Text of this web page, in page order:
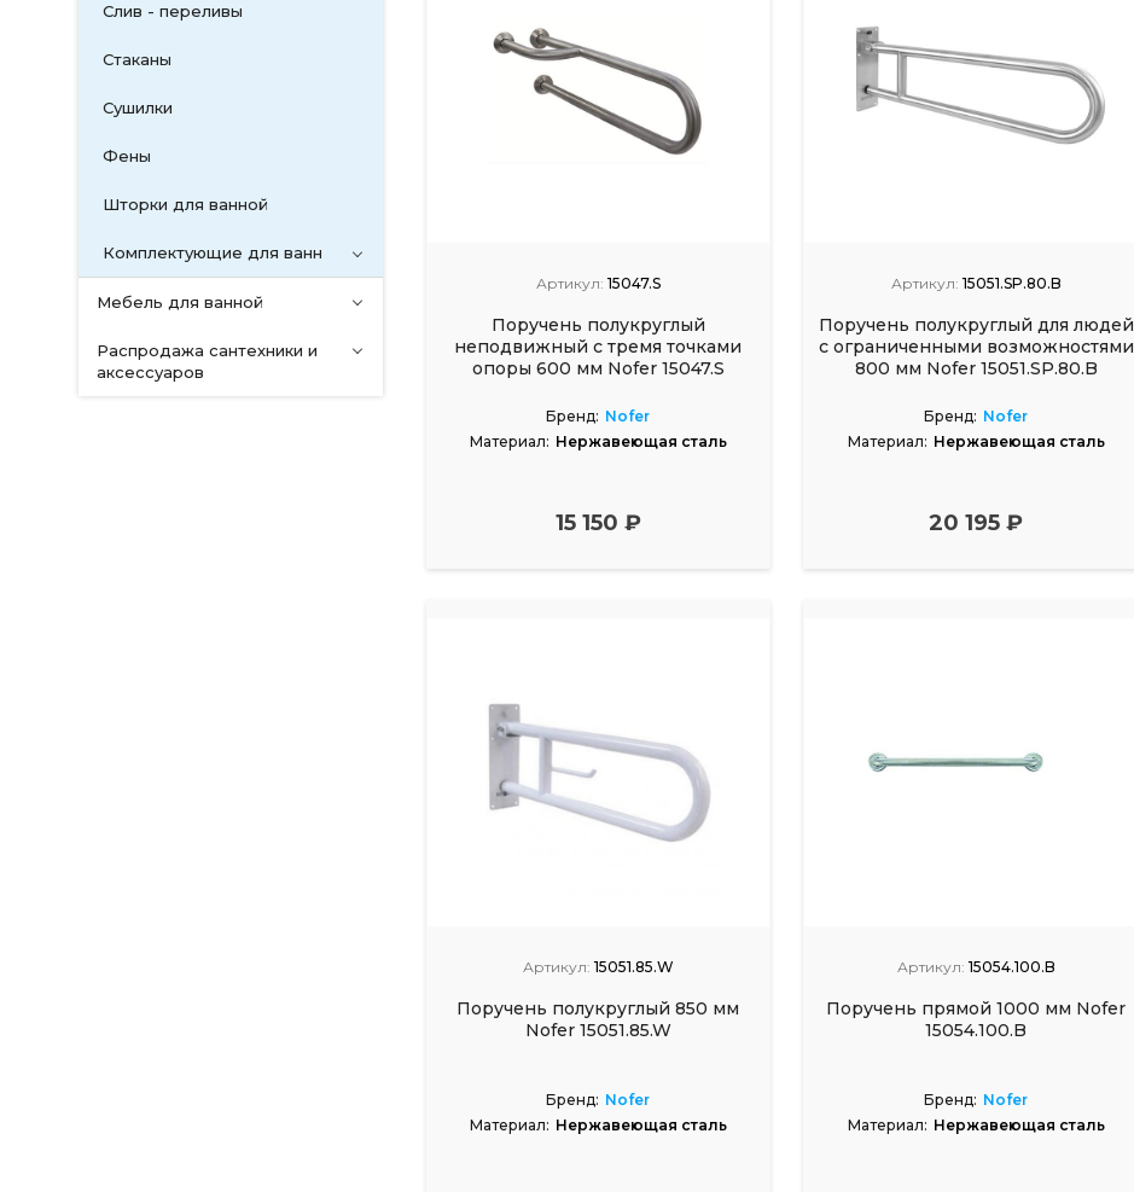
Слив - переливы
Стаканы
Сушилки
Фены
Шторки для ванной
Комплектующие для ванн
Мебель для ванной
Распродажа сантехники и
аксессуаров
Артикул: 15047.S
Поручень полукруглый
неподвижный с тремя точками
опоры 600 мм Nofer 15047.S
Бренд: Nofer
Материал: Нержавеющая сталь
15 150 ₽
Артикул: 15051.SP.80.B
Поручень полукруглый для людей
с ограниченными возможностями
800 мм Nofer 15051.SP.80.B
Бренд: Nofer
Материал: Нержавеющая сталь
20 195 ₽
Артикул: 15051.85.W
Поручень полукруглый 850 мм
Nofer 15051.85.W
Бренд: Nofer
Материал: Нержавеющая сталь
Артикул: 15054.100.B
Поручень прямой 1000 мм Nofer
15054.100.B
Бренд: Nofer
Материал: Нержавеющая сталь